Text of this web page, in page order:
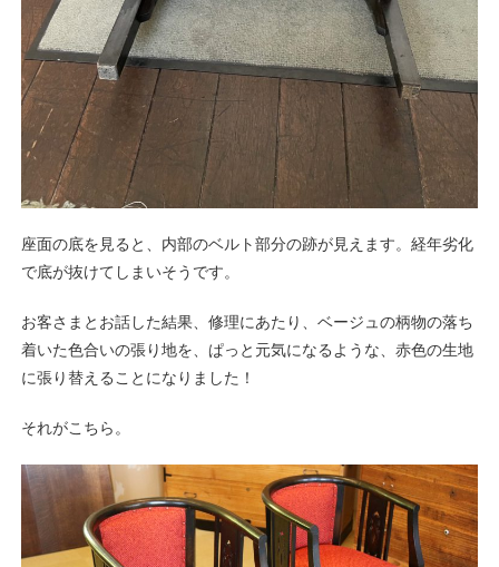
座面の底を見ると、内部のベルト部分の跡が見えます。経年劣化
で底が抜けてしまいそうです。
お客さまとお話した結果、修理にあたり、ベージュの柄物の落ち
着いた色合いの張り地を、ぱっと元気になるような、赤色の生地
に張り替えることになりました！
それがこちら。